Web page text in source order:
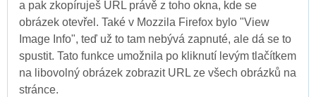
a pak zkopíruješ URL právě z toho okna, kde se
obrázek otevřel. Také v Mozzila Firefox bylo "View
Image Info", teď už to tam nebývá zapnuté, ale dá se to
spustit. Tato funkce umožnila po kliknutí levým tlačítkem
na libovolný obrázek zobrazit URL ze všech obrázků na
stránce.